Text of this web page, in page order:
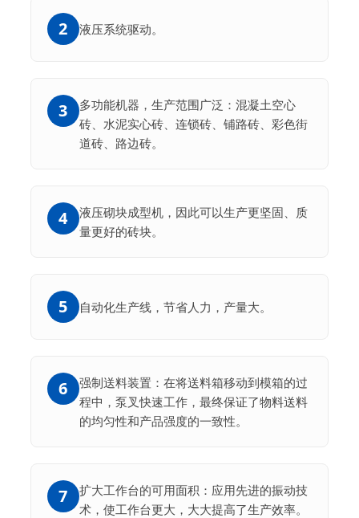
2 液压系统驱动。
3
多功能机器，生产范围广泛：混凝土空心
砖、水泥实心砖、连锁砖、铺路砖、彩色街
道砖、路边砖。
4
液压砌块成型机，因此可以生产更坚固、质
量更好的砖块。
5 自动化生产线，节省人力，产量大。
6
强制送料装置：在将送料箱移动到模箱的过
程中，泵叉快速工作，最终保证了物料送料
的均匀性和产品强度的一致性。
7
扩大工作台的可用面积：应用先进的振动技
术，使工作台更大，大大提高了生产效率。